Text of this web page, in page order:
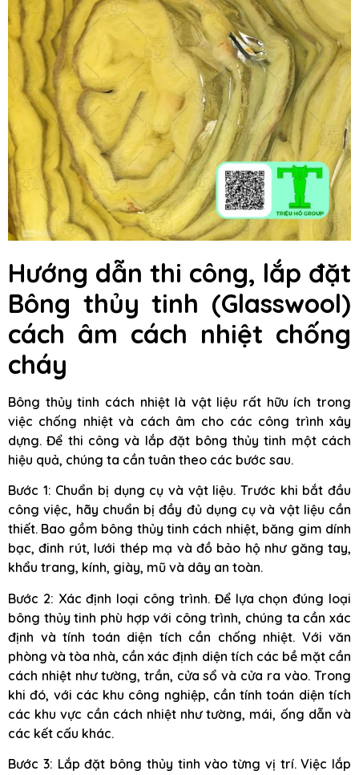
Hướng dẫn thi công, lắp đặt
Bông thủy tinh (Glasswool)
cách âm cách nhiệt chống
cháy
Bông thủy tinh cách nhiệt là vật liệu rất hữu ích trong
việc chống nhiệt và cách âm cho các công trình xây
dựng. Để thi công và lắp đặt bông thủy tinh một cách
hiệu quả, chúng ta cần tuân theo các bước sau.
Bước 1: Chuẩn bị dụng cụ và vật liệu. Trước khi bắt đầu
công việc, hãy chuẩn bị đầy đủ dụng cụ và vật liệu cần
thiết. Bao gồm bông thủy tinh cách nhiệt, băng gim dính
bạc, đinh rút, lưới thép mạ và đồ bảo hộ như găng tay,
khẩu trang, kính, giày, mũ và dây an toàn.
Bước 2: Xác định loại công trình. Để lựa chọn đúng loại
bông thủy tinh phù hợp với công trình, chúng ta cần xác
định và tính toán diện tích cần chống nhiệt. Với văn
phòng và tòa nhà, cần xác định diện tích các bề mặt cần
cách nhiệt như tường, trần, cửa sổ và cửa ra vào. Trong
khi đó, với các khu công nghiệp, cần tính toán diện tích
các khu vực cần cách nhiệt như tường, mái, ống dẫn và
các kết cấu khác.
Bước 3: Lắp đặt bông thủy tinh vào từng vị trí. Việc lắp